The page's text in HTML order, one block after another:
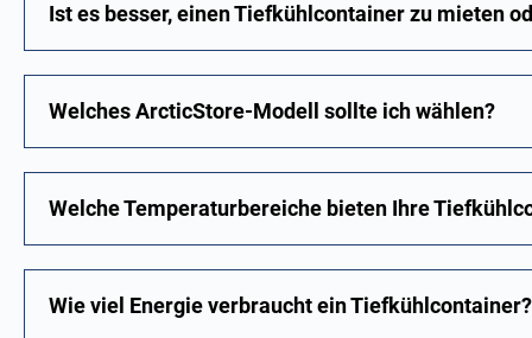
Ist es besser, einen Tiefkühlcontainer zu mieten
Welches ArcticStore-Modell sollte ich wählen?
Welche Temperaturbereiche bieten Ihre
Wie viel Energie verbraucht ein Tiefkühlcontainer?